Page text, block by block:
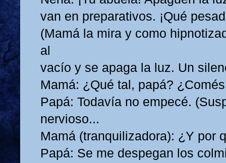
van en preparativos. ¡Qué
(Mamá la mira y como
al
vacío y se apaga la luz. Un
Mamá: ¿Qué tal, papá?
Papá: Todavía no empecé.
nervioso...
Mamá (tranquilizadora): ¿Y por
Papá: Se me despegan los